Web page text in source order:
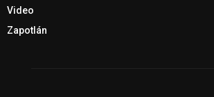
Video
Zapotlán